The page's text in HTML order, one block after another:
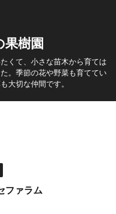
果樹園
くて、小さな苗木から育ては
。季節の花や野菜も育ててい
大切な仲間です。
ファラム